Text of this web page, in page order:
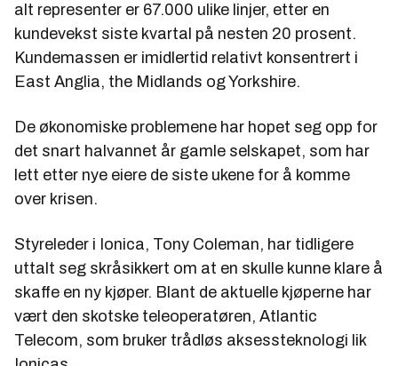
alt representer er 67.000 ulike linjer, etter en
kundevekst siste kvartal på nesten 20 prosent.
Kundemassen er imidlertid relativt konsentrert i
East Anglia, the Midlands og Yorkshire.
De økonomiske problemene har hopet seg opp for
det snart halvannet år gamle selskapet, som har
lett etter nye eiere de siste ukene for å komme
over krisen.
Styreleder i Ionica, Tony Coleman, har tidligere
uttalt seg skråsikkert om at en skulle kunne klare å
skaffe en ny kjøper. Blant de aktuelle kjøperne har
vært den skotske teleoperatøren, Atlantic
Telecom, som bruker trådløs aksessteknologi lik